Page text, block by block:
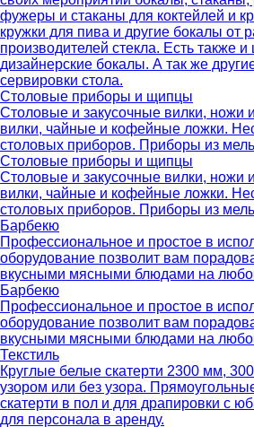
фужеры и стаканы для коктейлей и
кружки для пива и другие бокалы от
производителей стекла. Есть также и
дизайнерские бокалы. А так же
сервировки стола.
Столовые приборы и щипцы
Столовые и закусочные вилки, ножи
вилки, чайные и кофейные ложки.
столовых приборов. Приборы из
Столовые приборы и щипцы
Столовые и закусочные вилки, ножи
вилки, чайные и кофейные ложки.
столовых приборов. Приборы из
Барбекю
Профессиональное и простое в
оборудование позволит вам
вкусными мясными блюдами на
Барбекю
Профессиональное и простое в
оборудование позволит вам
вкусными мясными блюдами на
Текстиль
Круглые белые скатерти 2300 мм,
узором или без узора.
скатерти в пол и для драпировки с
для персонала в аренду.